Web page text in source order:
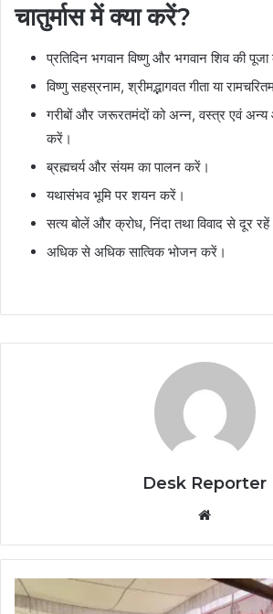
चातुर्मास में क्या करें?
प्रतिदिन भगवान विष्णु और भगवान शिव की
विष्णु सहस्रनाम, श्रीमद्भागवत गीता या
गरीबों और जरूरतमंदों को अन्न, वस्त्र एवं
करें।
ब्रह्मचर्य और संयम का पालन करें।
यथासंभव भूमि पर शयन करें।
सत्य बोलें और क्रोध, निंदा तथा विवाद से दूर
अधिक से अधिक सात्विक भोजन करें।
Desk Reporter